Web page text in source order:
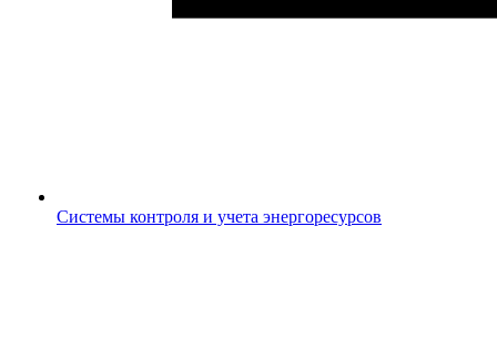
Системы контроля и учета энергоресурсов